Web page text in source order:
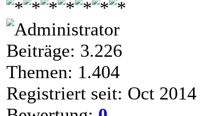
Beiträge: 3.226
Themen: 1.404
Registriert seit: Oct 2014